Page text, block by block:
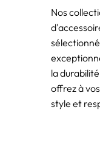
Nos
la
offrez à
style et